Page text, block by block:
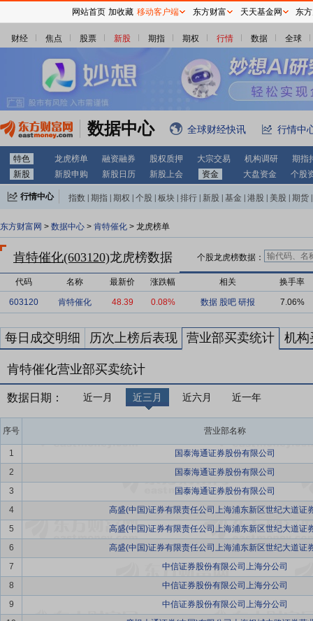
财经 焦点 股票 新股 期指 期权 行情 数据 全球
数据中心 全球财经快讯 行情中
特色 龙虎榜单 融资融券 股权质押 大宗交易 机构调研
期指
新股
新股申购 新股日历 新股上会 资金 大盘资金 个股
行情中心 指数 期指 期权 个股 板块 排行 新股 基金 港股 美股 期货
东方财富网 > 数据中心 > 肯特催化 > 龙虎榜单
肯特催化(603120)龙虎榜数据 个股龙虎榜数据：
代码 名称 最新价 涨跌幅 相关 换手率
603120 肯特催化 48.39 0.08% 数据 股吧 研报 7.06%
每日成交明细 历次上榜后表现 营业部买卖统计 机构
肯特催化营业部买卖统计
数据日期： 近一月 近三月 近六月 近一年
序号 营业部名称
1
国泰海通证券股份有限公司
2
国泰海通证券股份有限公司
3
国泰海通证券股份有限公司
4
高盛(中国)证券有限责任公司上海浦东新区世纪大道证
5
高盛(中国)证券有限责任公司上海浦东新区世纪大道证
6
高盛(中国)证券有限责任公司上海浦东新区世纪大道证
7
中信证券股份有限公司上海分公司
8
中信证券股份有限公司上海分公司
9
中信证券股份有限公司上海分公司
网站首页 加收藏 移动客户端 东方财富 天天基金网 东